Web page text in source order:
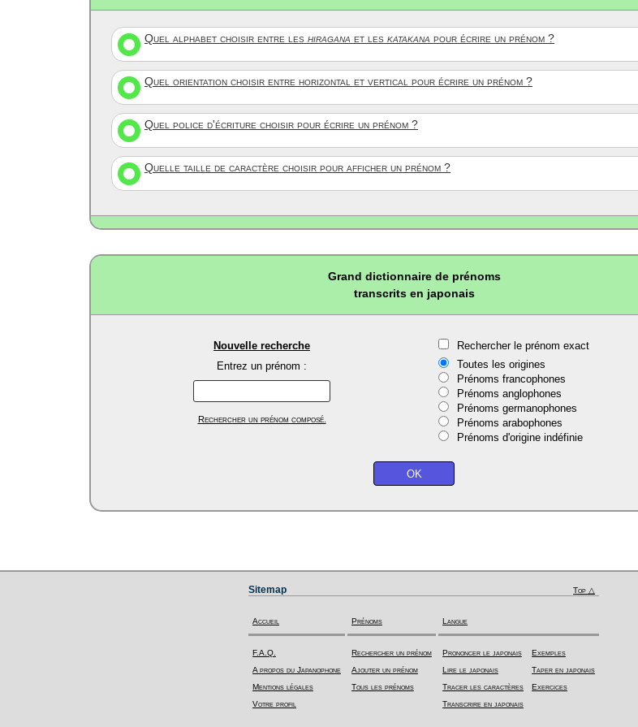
Quel alphabet choisir entre les hiragana et les katakana pour écrire un prénom ?
Quel orientation choisir entre horizontal et vertical pour écrire un prénom ?
Quel police d'écriture choisir pour écrire un prénom ?
Quelle taille de caractère choisir pour afficher un prénom ?
Grand dictionnaire de prénoms
transcrits en japonais
Nouvelle recherche
Entrez un prénom :
Rechercher un prénom composé.
Rechercher le prénom exact
Toutes les origines
Prénoms francophones
Prénoms anglophones
Prénoms germanophones
Prénoms arabophones
Prénoms d'origine indéfinie
Sitemap Top △
Accueil
F.A.Q.
A propos du Japanophone
Mentions légales
Votre profil
Prénoms
Rechercher un prénom
Ajouter un prénom
Tous les prénoms
Langue
Prononcer le japonais
Lire le japonais
Tracer les caractères
Transcrire en japonais
Exemples
Taper en japonais
Exercices